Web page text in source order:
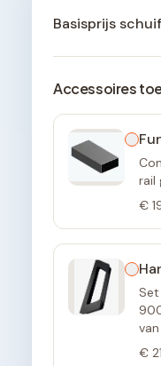
Basisprijs
Accessoires
rail
€
€